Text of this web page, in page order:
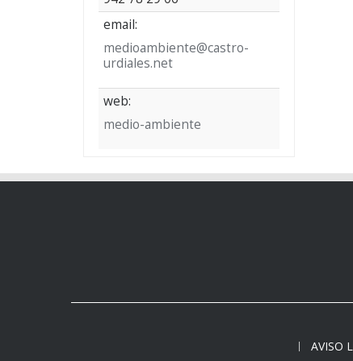
email:
medioambiente@castro-
urdiales.net
web:
medio-ambiente
AVISO